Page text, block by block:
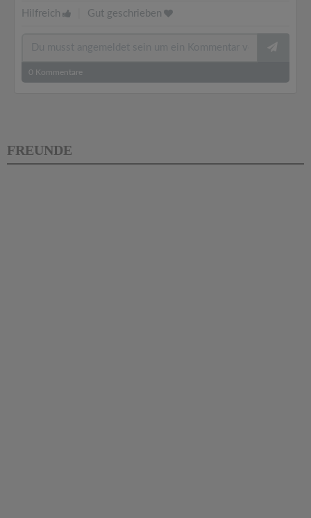
Hilfreich Gut geschrieben
0 Kommentare
FREUNDE